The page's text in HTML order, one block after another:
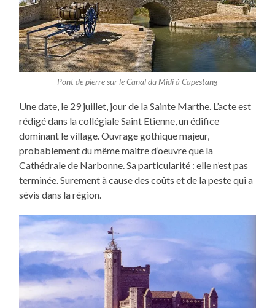
Pont de pierre sur le Canal du Midi à Capestang
Une date, le 29 juillet, jour de la Sainte Marthe. L’acte est
rédigé dans la collégiale Saint Etienne, un édifice
dominant le village. Ouvrage gothique majeur,
probablement du même maitre d’oeuvre que la
Cathédrale de Narbonne. Sa particularité : elle n’est pas
terminée. Surement à cause des coûts et de la peste qui a
sévis dans la région.